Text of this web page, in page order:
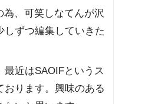
、可笑しなてんが沢
しずつ編集していきた
近はSAOIFというス
おります。興味のある